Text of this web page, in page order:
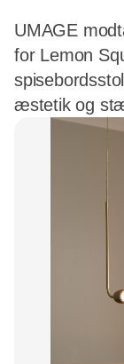
UMAGE
for Lemon
æstetik og